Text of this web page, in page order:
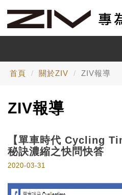
首頁 關於ZIV ZIV報導
ZIV報導
【單車時代 Cycling
秘訣濃縮之快問快答
2020-03-31